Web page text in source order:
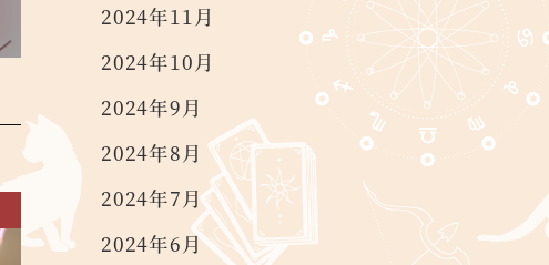
2024年11月
2024年10月
2024年9月
2024年8月
2024年7月
2024年6月